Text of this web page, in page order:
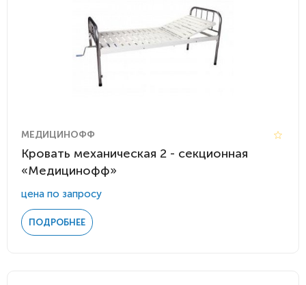
МЕДИЦИНОФФ
Кровать механическая 2 - секционная
«Медицинофф»
цена по запросу
ПОДРОБНЕЕ